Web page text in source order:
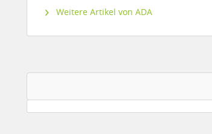
Weitere Artikel von ADA